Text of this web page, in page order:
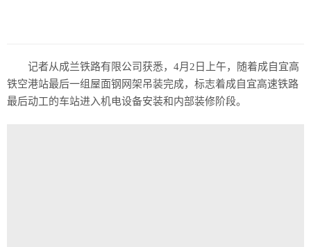
记者从成兰铁路有限公司获悉，4月2日上午，随着成自宜高
铁空港站最后一组屋面钢网架吊装完成，标志着成自宜高速铁路
最后动工的车站进入机电设备安装和内部装修阶段。